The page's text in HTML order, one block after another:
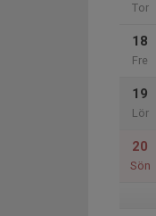
Tor
18
Fre
19
Lör
20
Sön